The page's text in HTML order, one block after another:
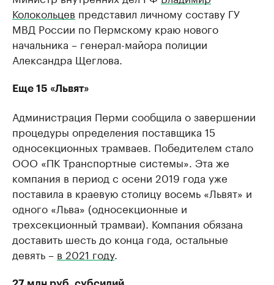
Колокольцев представил личному составу ГУ
МВД России по Пермскому краю нового
начальника – генерал-майора полиции
Александра Щеглова.
Еще 15 «Львят»
Администрация Перми сообщила о завершении
процедуры определения поставщика 15
односекционных трамваев. Победителем стало
ООО «ПК Транспортные системы». Эта же
компания в период с осени 2019 года уже
поставила в краевую столицу восемь «Львят» и
одного «Льва» (односекционные и
трехсекционный трамваи). Компания обязана
доставить шесть до конца года, остальные
девять – в 2021 году.